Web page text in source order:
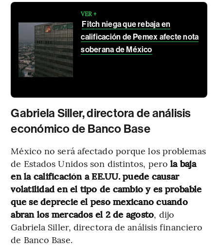
VER +
Fitch niega que rebaja en
calificación de Pemex afecte nota
soberana de México
Gabriela Siller, directora de análisis
económico de Banco Base
México no será afectado porque los problemas
de Estados Unidos son distintos, perola baja
en la calificación a EE.UU. puede causar
volatilidad en el tipo de cambio y es probable
que se deprecie el peso mexicano cuando
abran los mercados el 2 de agosto, dijo
Gabriela Siller, directora de análisis financiero
de Banco Base.